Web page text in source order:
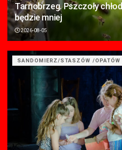
Tarnobrzeg. Pszczoły
będzie mniej
2026-08-05
SANDOMIERZ/STASZÓW /OPATÓW